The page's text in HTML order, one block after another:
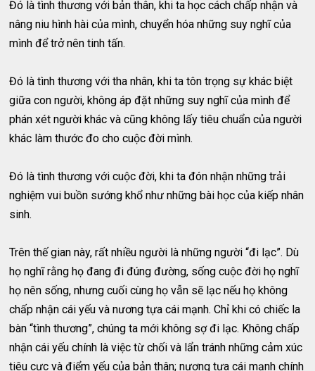
Đó là tình thương với bản thân, khi ta học cách chấp nhận và
nâng niu hình hài của mình, chuyển hóa những suy nghĩ của
mình để trở nên tinh tấn.
Đó là tình thương với tha nhân, khi ta tôn trọng sự khác biệt
giữa con người, không áp đặt những suy nghĩ của mình để
phán xét người khác và cũng không lấy tiêu chuẩn của người
khác làm thước đo cho cuộc đời mình.
Đó là tình thương với cuộc đời, khi ta đón nhận những trải
nghiệm vui buồn sướng khổ như những bài học của kiếp nhân
sinh.
Trên thế gian này, rất nhiều người là những người “đi lạc”. Dù
họ nghĩ rằng họ đang đi đúng đường, sống cuộc đời họ nghĩ
họ nên sống, nhưng cuối cùng họ vẫn sẽ lạc nếu họ không
chấp nhận cái yếu và nương tựa cái mạnh. Chỉ khi có chiếc la
bàn “tình thương”, chúng ta mới không sợ đi lạc. Không chấp
nhận cái yếu chính là việc từ chối và lẩn tránh những cảm xúc
tiêu cực và điểm yếu của bản thân; nương tựa cái mạnh chính